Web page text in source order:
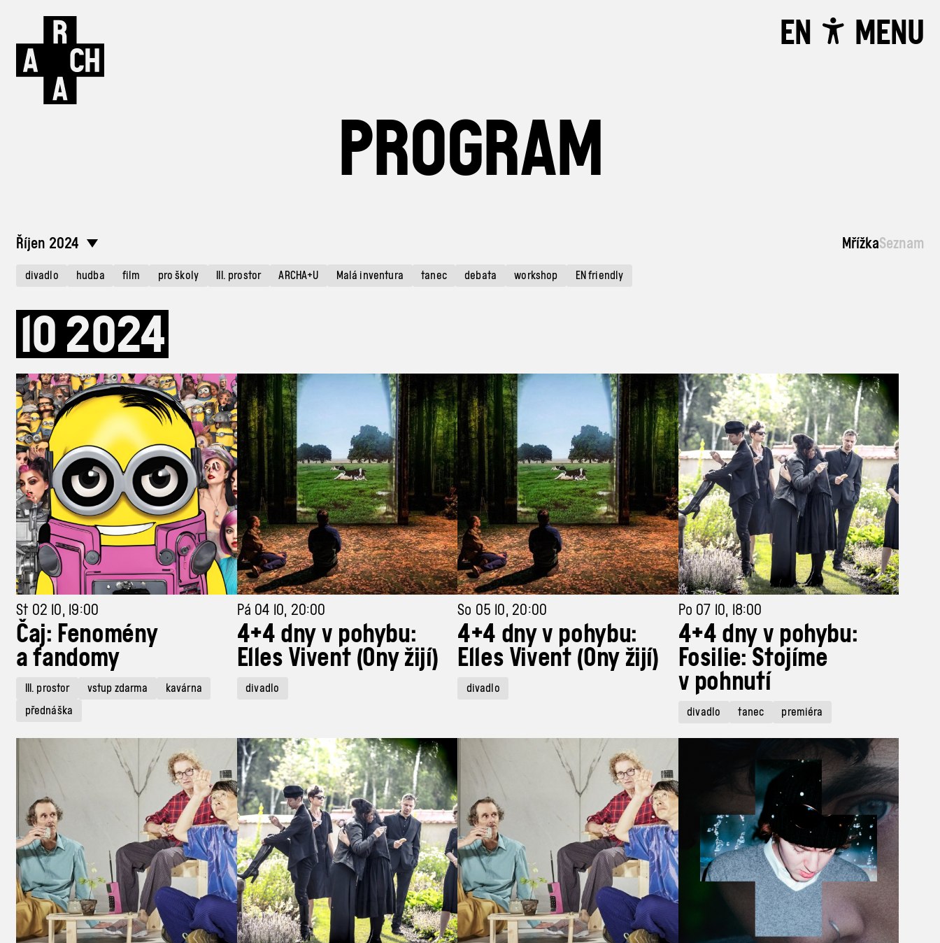
EN MENU
PROGRAM
Říjen 2024 MřížkaSeznam
divadlo hudba film pro školy III. prostor ARCHA+U Malá inventura tanec debata workshop EN friendly
102024
St 02 10, 19:00
Čaj: Fenomény
a fandomy
III. prostor vstup zdarma
kavárna
přednáška
Pá 04 10, 20:00
4+4 dny v pohybu:
Elles Vivent (Ony žijí)
divadlo
So 05 10, 20:00
4+4 dny v pohybu:
Elles Vivent (Ony žijí)
divadlo
Po 07 10, 18:00
4+4 dny v pohybu:
Fosilie: Stojíme
v pohnutí
divadlo tanec premiéra